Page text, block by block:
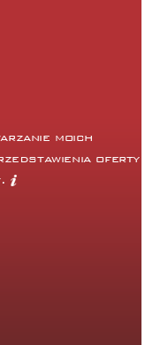
moich
oferty